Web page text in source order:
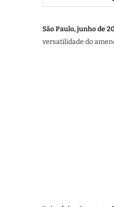
São Paulo, junho de
versatilidade do